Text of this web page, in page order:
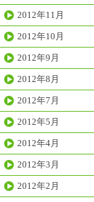
2012年11月
2012年10月
2012年9月
2012年8月
2012年7月
2012年5月
2012年4月
2012年3月
2012年2月